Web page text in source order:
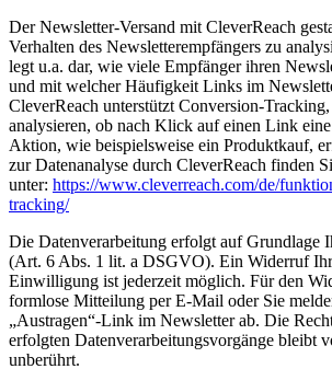
Der Newsletter-Versand mit CleverReach
Verhalten des Newsletterempfängers zu
legt u.a. dar, wie viele Empfänger ihren
und mit welcher Häufigkeit Links im
CleverReach unterstützt Conversion-
analysieren, ob nach Klick auf einen Link
Aktion, wie beispielsweise ein Produktkauf,
zur Datenanalyse durch CleverReach finden
unter: https://www.cleverreach.com/de/
tracking/
Die Datenverarbeitung erfolgt auf Grundlage
(Art. 6 Abs. 1 lit. a DSGVO). Ein Widerruf
Einwilligung ist jederzeit möglich. Für den
formlose Mitteilung per E-Mail oder Sie
„Austragen“-Link im Newsletter ab. Die
erfolgten Datenverarbeitungsvorgänge bleibt
unberührt.